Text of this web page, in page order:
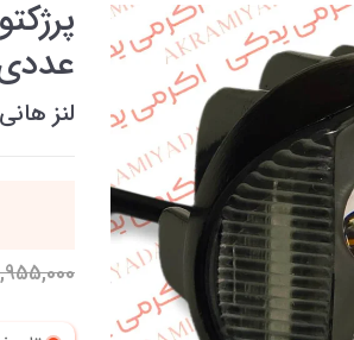
عددی کد
لنز
گذشته